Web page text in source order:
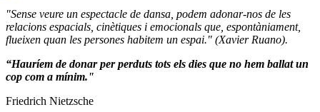
"Sense veure un espectacle de dansa, podem adonar-nos de les
relacions espacials, cinètiques i emocionals que, espontàniament,
flueixen quan les persones habitem un espai." (Xavier Ruano).
“Hauríem de donar per perduts tots els dies que no hem ballat un
cop com a mínim."
Friedrich Nietzsche